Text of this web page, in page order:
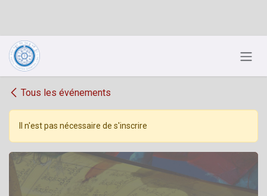
Se rendre au contenu
Tous les événements
Il n'est pas nécessaire de s'inscrire